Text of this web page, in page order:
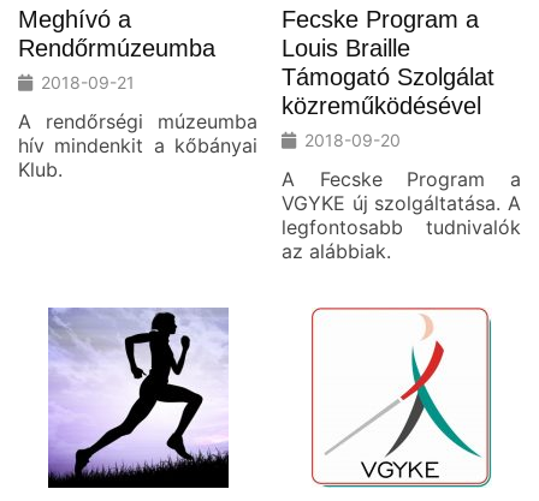
Meghívó a
Rendőrmúzeumba
2018-09-21
A rendőrségi múzeumba
hív mindenkit a kőbányai
Klub.
Fecske Program a
Louis Braille
Támogató Szolgálat
közreműködésével
2018-09-20
A Fecske Program a
VGYKE új szolgáltatása. A
legfontosabb tudnivalók
az alábbiak.